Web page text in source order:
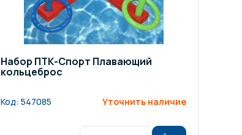
Набор ПТК-Спорт Плавающий
кольцеброс
Код: 547085 Уточнить наличие